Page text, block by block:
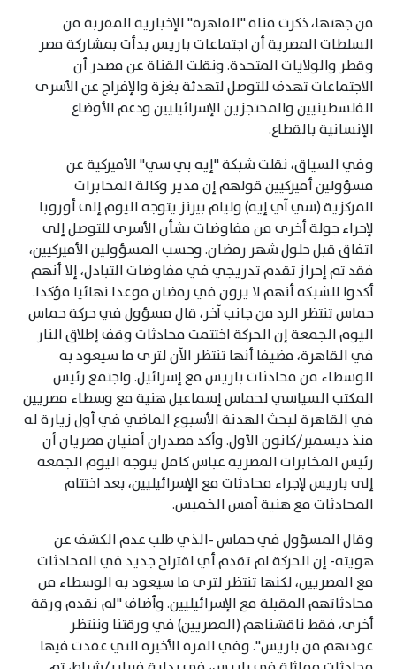
من جهتها، ذكرت قناة "القاهرة" الإخبارية المقربة من
السلطات المصرية أن اجتماعات باريس بدأت بمشاركة مصر
وقطر والولايات المتحدة. ونقلت القناة عن مصدر أن
الاجتماعات تهدف للتوصل لتهدئة بغزة والإفراج عن الأسرى
الفلسطينيين والمحتجزين الإسرائيليين ودعم الأوضاع
الإنسانية بالقطاع.
وفي السياق، نقلت شبكة "إيه بي سي" الأميركية عن
مسؤولين أميركيين قولهم إن مدير وكالة المخابرات
المركزية (سي آي إيه) وليام بيرنز يتوجه اليوم إلى أوروبا
لإجراء جولة أخرى من مفاوضات بشأن الأسرى للتوصل إلى
اتفاق قبل حلول شهر رمضان. وحسب المسؤولين الأميركيين،
فقد تم إحراز تقدم تدريجي في مفاوضات التبادل، إلا أنهم
أكدوا للشبكة أنهم لا يرون في رمضان موعدا نهائيا مؤكدا.
حماس تنتظر الرد من جانب آخر، قال مسؤول في حركة حماس
اليوم الجمعة إن الحركة اختتمت محادثات وقف إطلاق النار
في القاهرة، مضيفا أنها تنتظر الآن لترى ما سيعود به
الوسطاء من محادثات باريس مع إسرائيل. واجتمع رئيس
المكتب السياسي لحماس إسماعيل هنية مع وسطاء مصريين
في القاهرة لبحث الهدنة الأسبوع الماضي في أول زيارة له
منذ ديسمبر/كانون الأول. وأكد مصدران أمنيان مصريان أن
رئيس المخابرات المصرية عباس كامل يتوجه اليوم الجمعة
إلى باريس لإجراء محادثات مع الإسرائيليين، بعد اختتام
المحادثات مع هنية أمس الخميس.
وقال المسؤول في حماس -الذي طلب عدم الكشف عن
هويته- إن الحركة لم تقدم أي اقتراح جديد في المحادثات
مع المصريين، لكنها تنتظر لترى ما سيعود به الوسطاء من
محادثاتهم المقبلة مع الإسرائيليين. وأضاف "لم نقدم ورقة
أخرى، فقط ناقشناهم (المصريين) في ورقتنا وننتظر
عودتهم من باريس". وفي المرة الأخيرة التي عقدت فيها